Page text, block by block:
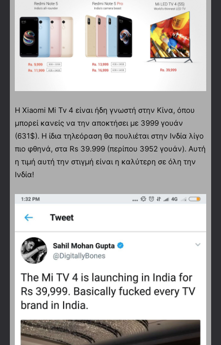
Η Xiaomi Mi Tv 4 είναι ήδη γνωστή στην Κίνα, όπου
μπορεί κανείς να την αποκτήσει με 3999 γουάν
(631$). Η ίδια τηλεόραση θα πουλιέται στην Ινδία λίγο
πιο φθηνά, στα Rs 39.999 (περίπου 3952 γουάν). Αυτή
η τιμή αυτή την στιγμή είναι η καλύτερη σε όλη την
Ινδία!